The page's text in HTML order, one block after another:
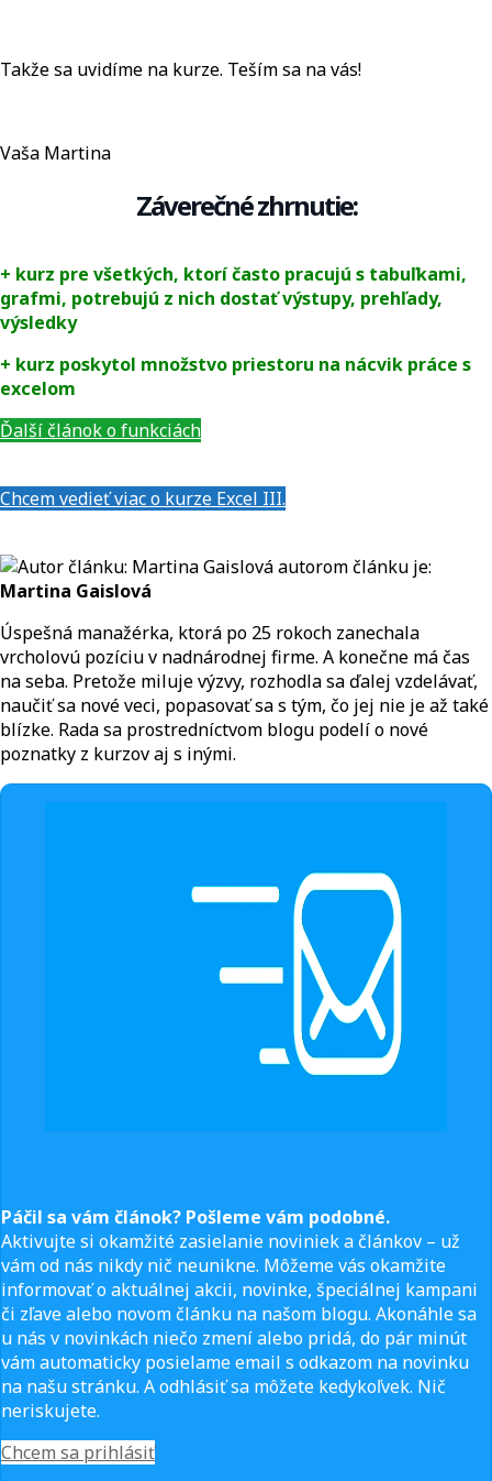
Takže sa uvidíme na kurze. Teším sa na vás!
Vaša Martina
Záverečné zhrnutie:
+ kurz pre všetkých, ktorí často pracujú s tabuľkami,
grafmi, potrebujú z nich dostať výstupy, prehľady,
výsledky
+ kurz poskytol množstvo priestoru na nácvik práce s
excelom
Ďalší článok o funkciách
Chcem vedieť viac o kurze Excel III.
autorom článku je:
Martina Gaislová
Úspešná manažérka, ktorá po 25 rokoch zanechala
vrcholovú pozíciu v nadnárodnej firme. A konečne má čas
na seba. Pretože miluje výzvy, rozhodla sa ďalej vzdelávať,
naučiť sa nové veci, popasovať sa s tým, čo jej nie je až také
blízke. Rada sa prostredníctvom blogu podelí o nové
poznatky z kurzov aj s inými.
Páčil sa vám článok? Pošleme vám podobné.
Aktivujte si okamžité zasielanie noviniek a článkov – už
vám od nás nikdy nič neunikne. Môžeme vás okamžite
informovať o aktuálnej akcii, novinke, špeciálnej kampani
či zľave alebo novom článku na našom blogu. Akonáhle sa
u nás v novinkách niečo zmení alebo pridá, do pár minút
vám automaticky posielame email s odkazom na novinku
na našu stránku. A odhlásiť sa môžete kedykoľvek. Nič
neriskujete.
Chcem sa prihlásiť